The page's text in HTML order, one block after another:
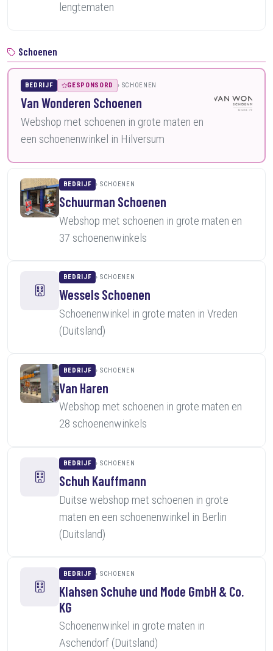
lengtematen
Schoenen
BEDRIJF GESPONSORD SCHOENEN
Van Wonderen Schoenen
Webshop met schoenen in grote maten en
een schoenenwinkel in Hilversum
BEDRIJF SCHOENEN
Schuurman Schoenen
Webshop met schoenen in grote maten en
37 schoenenwinkels
BEDRIJF SCHOENEN
Wessels Schoenen
Schoenenwinkel in grote maten in Vreden
(Duitsland)
BEDRIJF SCHOENEN
Van Haren
Webshop met schoenen in grote maten en
28 schoenenwinkels
BEDRIJF SCHOENEN
Schuh Kauffmann
Duitse webshop met schoenen in grote
maten en een schoenenwinkel in Berlin
(Duitsland)
BEDRIJF SCHOENEN
Klahsen Schuhe und Mode GmbH & Co.
KG
Schoenenwinkel in grote maten in
Aschendorf (Duitsland)